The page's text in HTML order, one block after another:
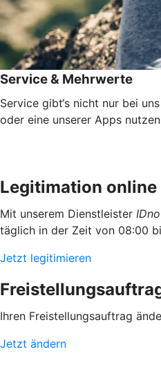
Service & Mehrwerte
Service gibt‘s nicht nur bei
oder eine unserer Apps
Legitimation
Mit unserem Dienstleister
täglich in der Zeit von 08:00
Jetzt legitimieren
Ihren Freistellungsauftrag
Jetzt ändern